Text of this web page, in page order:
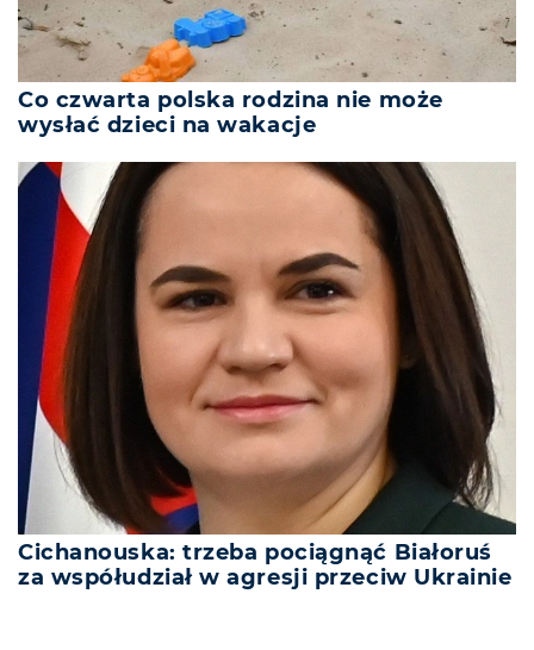
Co czwarta polska rodzina nie może
wysłać dzieci na wakacje
Cichanouska: trzeba pociągnąć Białoruś
za współudział w agresji przeciw Ukrainie